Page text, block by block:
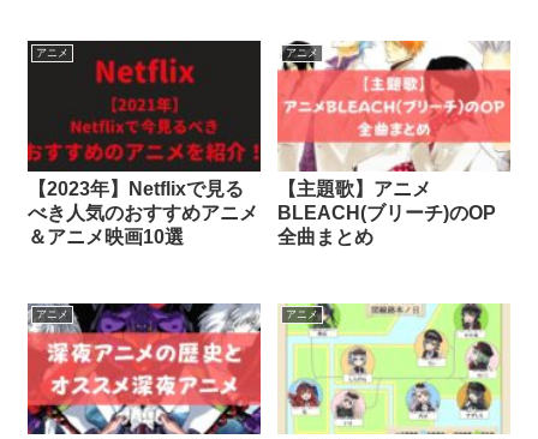
アニメ
【2023年】Netflixで見る
べき人気のおすすめアニメ
＆アニメ映画10選
アニメ
【主題歌】アニメ
BLEACH(ブリーチ)のOP
全曲まとめ
アニメ アニメ